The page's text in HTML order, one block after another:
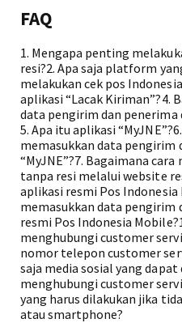
FAQ
1. Mengapa penting
resi?2. Apa saja platform
melakukan cek pos
aplikasi “Lacak Kiriman”?4.
data pengirim dan penerima
5. Apa itu aplikasi
memasukkan data pengirim
“MyJNE”?7. Bagaimana
tanpa resi melalui website
aplikasi resmi Pos Indonesia
memasukkan data pengirim
resmi Pos Indonesia
menghubungi customer
nomor telepon customer
saja media sosial yang
menghubungi customer
yang harus dilakukan jika
atau smartphone?